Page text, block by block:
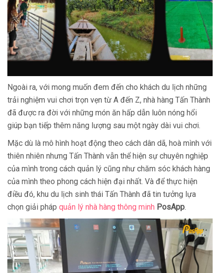
Ngoài ra, với mong muốn đem đến cho khách du lịch những
trải nghiệm vui chơi trọn vẹn từ A đến Z, nhà hàng Tấn Thành
đã được ra đời với những món ăn hấp dẫn luôn nóng hổi
giúp bạn tiếp thêm năng lượng sau một ngày dài vui chơi.
Mặc dù là mô hình hoạt động theo cách dân dã, hoà mình với
thiên nhiên nhưng Tấn Thành vẫn thể hiện sự chuyên nghiệp
của mình trong cách quản lý cũng như chăm sóc khách hàng
của mình theo phong cách hiện đại nhất. Và để thực hiện
điều đó, khu du lịch sinh thái Tấn Thành đã tin tưởng lựa
chọn giải pháp quản lý nhà hàng thông minh PosApp.